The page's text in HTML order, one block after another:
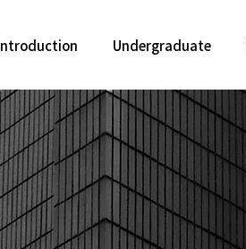
Introduction Undergraduate